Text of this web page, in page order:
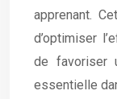
apprenant.
d’optimiser
de favoriser
essentielle